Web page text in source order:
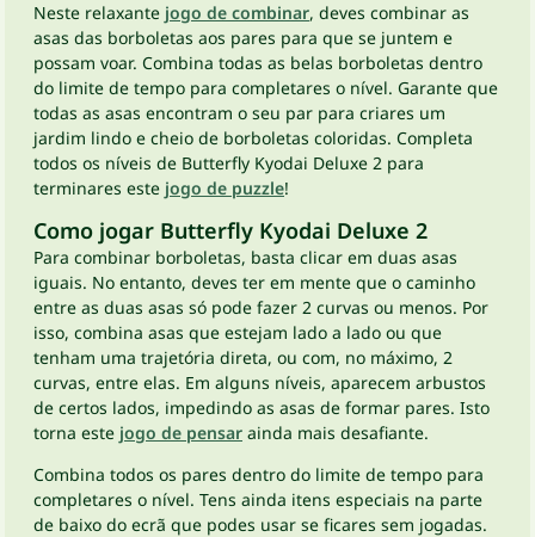
Neste relaxante jogo de combinar, deves combinar as
asas das borboletas aos pares para que se juntem e
possam voar. Combina todas as belas borboletas dentro
do limite de tempo para completares o nível. Garante que
todas as asas encontram o seu par para criares um
jardim lindo e cheio de borboletas coloridas. Completa
todos os níveis de Butterfly Kyodai Deluxe 2 para
terminares este jogo de puzzle!
Como jogar Butterfly Kyodai Deluxe 2
Para combinar borboletas, basta clicar em duas asas
iguais. No entanto, deves ter em mente que o caminho
entre as duas asas só pode fazer 2 curvas ou menos. Por
isso, combina asas que estejam lado a lado ou que
tenham uma trajetória direta, ou com, no máximo, 2
curvas, entre elas. Em alguns níveis, aparecem arbustos
de certos lados, impedindo as asas de formar pares. Isto
torna este jogo de pensar ainda mais desafiante.
Combina todos os pares dentro do limite de tempo para
completares o nível. Tens ainda itens especiais na parte
de baixo do ecrã que podes usar se ficares sem jogadas.